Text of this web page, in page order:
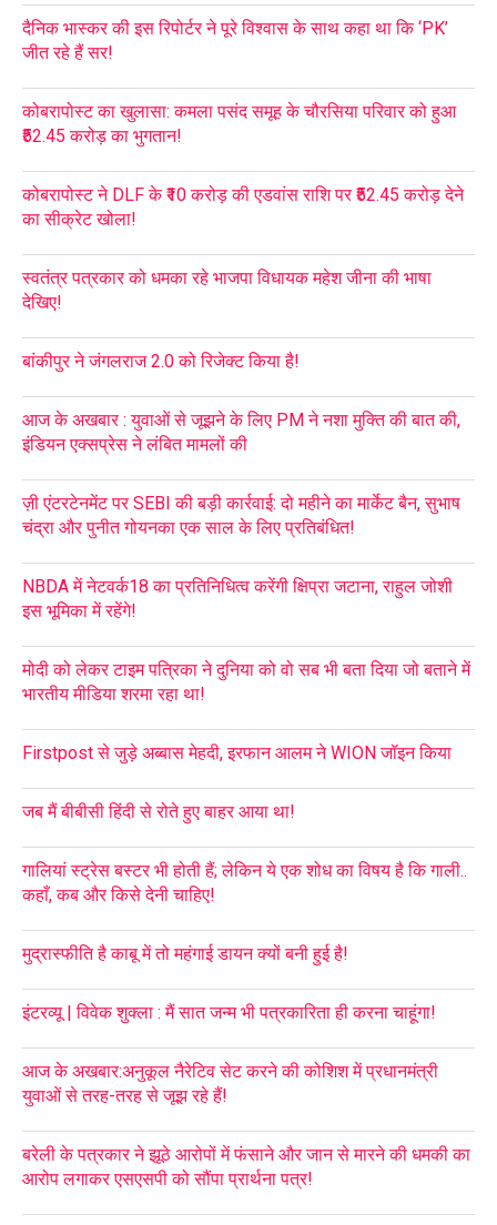
दैनिक भास्कर की इस रिपोर्टर ने पूरे विश्वास के साथ कहा था कि ‘PK’
जीत रहे हैं सर!
कोबरापोस्ट का खुलासा: कमला पसंद समूह के चौरसिया परिवार को हुआ
₹52.45 करोड़ का भुगतान!
कोबरापोस्ट ने DLF के ₹10 करोड़ की एडवांस राशि पर ₹52.45 करोड़ देने
का सीक्रेट खोला!
स्वतंत्र पत्रकार को धमका रहे भाजपा विधायक महेश जीना की भाषा
देखिए!
बांकीपुर ने जंगलराज 2.0 को रिजेक्ट किया है!
आज के अखबार : युवाओं से जूझने के लिए PM ने नशा मुक्ति की बात की,
इंडियन एक्सप्रेस ने लंबित मामलों की
ज़ी एंटरटेनमेंट पर SEBI की बड़ी कार्रवाई: दो महीने का मार्केट बैन, सुभाष
चंद्रा और पुनीत गोयनका एक साल के लिए प्रतिबंधित!
NBDA में नेटवर्क18 का प्रतिनिधित्व करेंगी क्षिप्रा जटाना, राहुल जोशी
इस भूमिका में रहेंगे!
मोदी को लेकर टाइम पत्रिका ने दुनिया को वो सब भी बता दिया जो बताने में
भारतीय मीडिया शरमा रहा था!
Firstpost से जुड़े अब्बास मेहदी, इरफान आलम ने WION जॉइन किया
जब मैं बीबीसी हिंदी से रोते हुए बाहर आया था!
गालियां स्ट्रेस बस्टर भी होती हैं; लेकिन ये एक शोध का विषय है कि गाली..
कहाँ, कब और किसे देनी चाहिए!
मुद्रास्फीति है काबू में तो महंगाई डायन क्यों बनी हुई है!
इंटरव्यू | विवेक शुक्ला : मैं सात जन्म भी पत्रकारिता ही करना चाहूंगा!
आज के अखबार:अनुकूल नैरेटिव सेट करने की कोशिश में प्रधानमंत्री
युवाओं से तरह-तरह से जूझ रहे हैं!
बरेली के पत्रकार ने झूठे आरोपों में फंसाने और जान से मारने की धमकी का
आरोप लगाकर एसएसपी को सौंपा प्रार्थना पत्र!